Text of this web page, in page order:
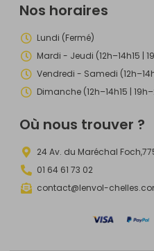
Nos horaires
Lundi (Fermé)
Mardi - Jeudi (12h–14h15 |
Vendredi - Samedi
Dimanche (12h–14h15 |
Où nous trouver ?
24 Av. du Maréchal
01 64 61 73 02
contact@lenvol-